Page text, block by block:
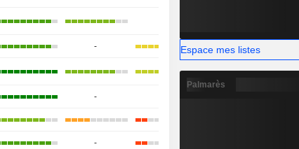
-
-
-
Espace mes listes
Palmarès